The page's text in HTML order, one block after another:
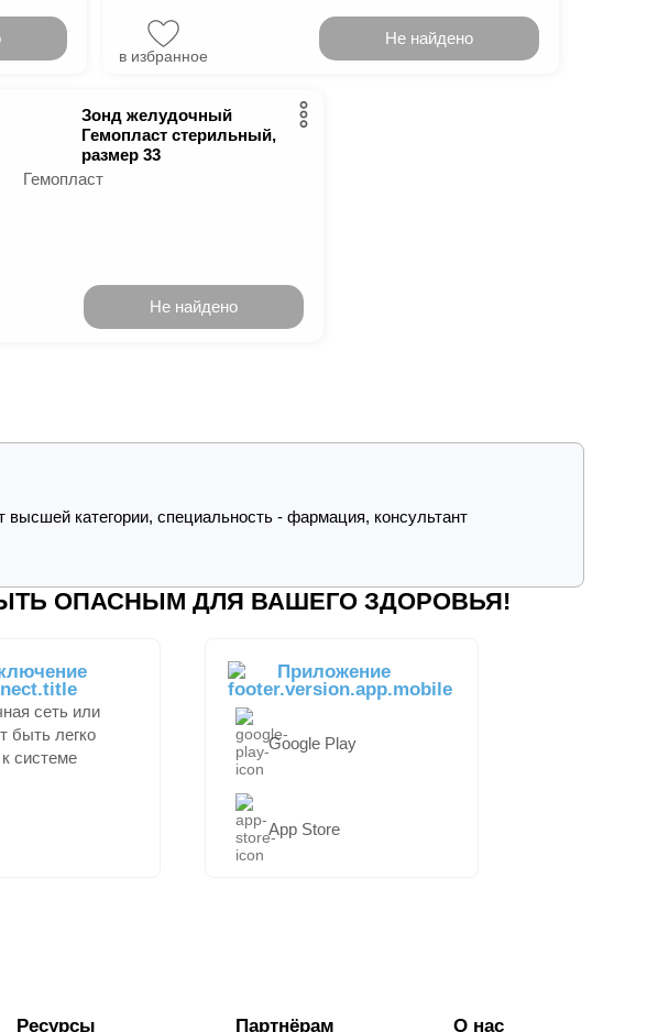
в избранное
Не найдено
Зонд желудочный
Гемопласт стерильный,
размер 33
Гемопласт
Не найдено
категории, специальность - фармация, консультант
ОПАСНЫМ ДЛЯ ВАШЕГО ЗДОРОВЬЯ!
сеть или
быть легко
системе
Приложение
Google Play
App Store
Ресурсы Партнёрам О нас